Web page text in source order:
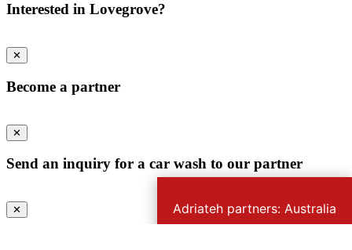
Adriateh partners: Australia
Interested in Lovegrove?
✕
Become a partner
✕
Send an inquiry for a car wash to our partner
✕